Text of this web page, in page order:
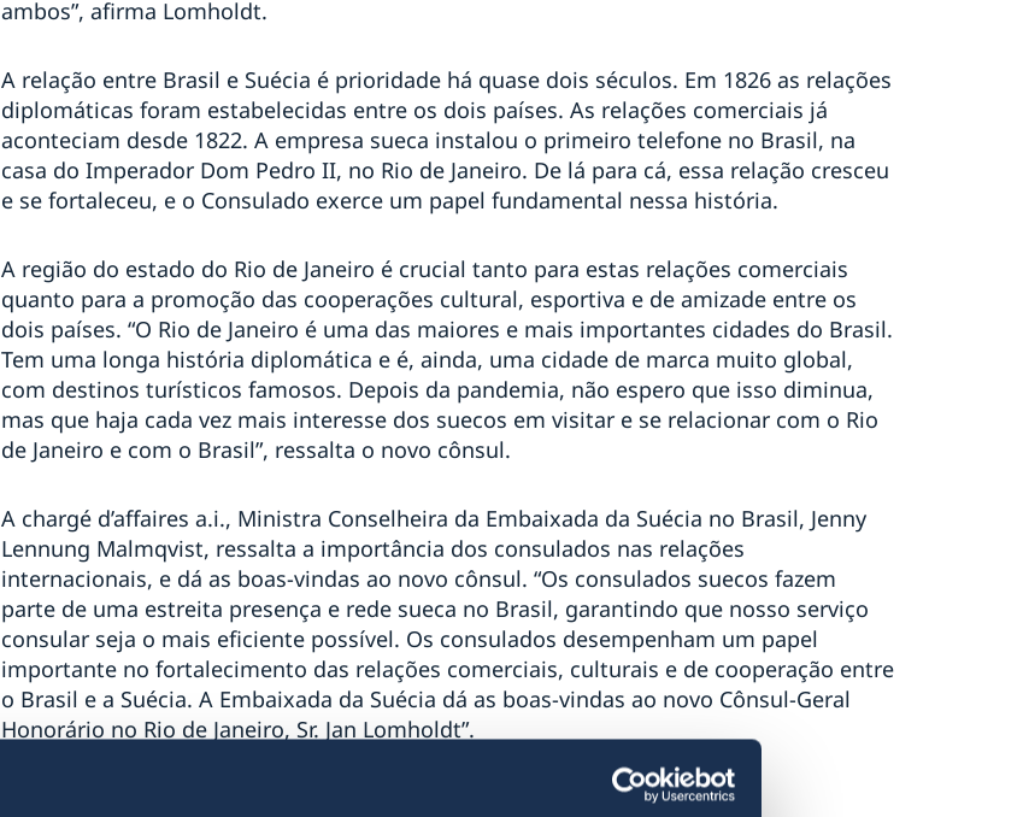
ambos”, afirma Lomholdt.
A relação entre Brasil e Suécia é prioridade há quase dois séculos. Em 1826 as relações
diplomáticas foram estabelecidas entre os dois países. As relações comerciais já
aconteciam desde 1822. A empresa sueca instalou o primeiro telefone no Brasil, na
casa do Imperador Dom Pedro II, no Rio de Janeiro. De lá para cá, essa relação cresceu
e se fortaleceu, e o Consulado exerce um papel fundamental nessa história.
A região do estado do Rio de Janeiro é crucial tanto para estas relações comerciais
quanto para a promoção das cooperações cultural, esportiva e de amizade entre os
dois países. “O Rio de Janeiro é uma das maiores e mais importantes cidades do Brasil.
Tem uma longa história diplomática e é, ainda, uma cidade de marca muito global,
com destinos turísticos famosos. Depois da pandemia, não espero que isso diminua,
mas que haja cada vez mais interesse dos suecos em visitar e se relacionar com o Rio
de Janeiro e com o Brasil”, ressalta o novo cônsul.
A chargé d’affaires a.i., Ministra Conselheira da Embaixada da Suécia no Brasil, Jenny
Lennung Malmqvist, ressalta a importância dos consulados nas relações
internacionais, e dá as boas-vindas ao novo cônsul. “Os consulados suecos fazem
parte de uma estreita presença e rede sueca no Brasil, garantindo que nosso serviço
consular seja o mais eficiente possível. Os consulados desempenham um papel
importante no fortalecimento das relações comerciais, culturais e de cooperação entre
o Brasil e a Suécia. A Embaixada da Suécia dá as boas-vindas ao novo Cônsul-Geral
Honorário no Rio de Janeiro, Sr. Jan Lomholdt”.